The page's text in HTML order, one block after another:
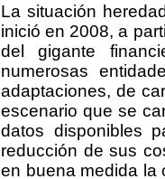
La situación
inició en 2008, a
del gigante
numerosas
adaptaciones, de
escenario que se
datos disponibles
reducción de sus
en buena medida la